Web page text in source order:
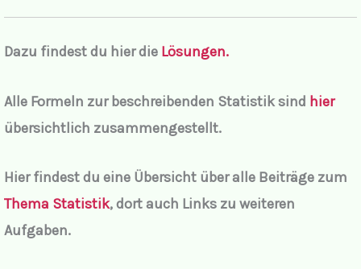
Dazu findest du hier die Lösungen.
Alle Formeln zur beschreibenden Statistik sind hier
übersichtlich zusammengestellt.
Hier findest du eine Übersicht über alle Beiträge zum
Thema Statistik, dort auch Links zu weiteren
Aufgaben.